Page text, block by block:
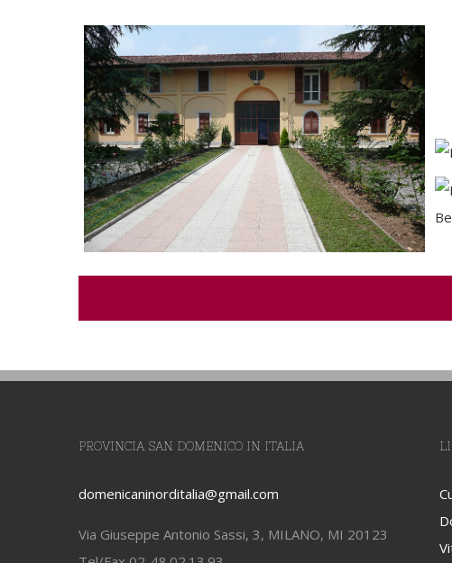
PROVINCIA SAN DOMENICO IN ITALIA
domenicaninorditalia@gmail.com
Via Giuseppe Antonio Sassi, 3, MILANO, MI 20123